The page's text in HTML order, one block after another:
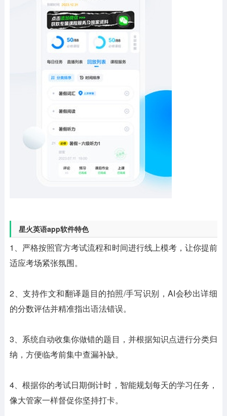
星火英语app软件特色
1、严格按照官方考试流程和时间进行线上模考，让你提前
适应考场紧张氛围。
2、支持作文和翻译题目的拍照/手写识别，AI会秒出详细
的分数评估并精准指出语法错误。
3、系统自动收集你做错的题目，并根据知识点进行分类归
纳，方便临考前集中查漏补缺。
4、根据你的考试日期倒计时，智能规划每天的学习任务，
像大管家一样督促你坚持打卡。